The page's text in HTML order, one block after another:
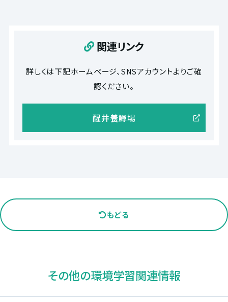
関連リンク
詳しくは下記ホームページ、SNSアカウントよりご確
認ください。
醒井養鱒場
もどる
その他の環境学習関連情報